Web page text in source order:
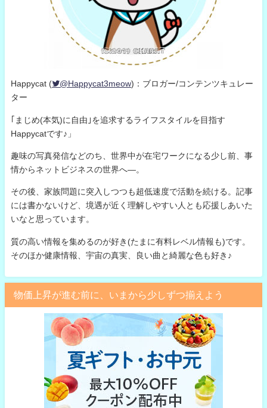
Happycat ( @Happycat3meow)：ブロガー/コンテンツキュレー
ター
｢まじめ(本気)に自由｣を追求するライフスタイルを目指す
Happycatです♪」
趣味の写真発信などのち、世界中が在宅ワークになる少し前、事
情からネットビジネスの世界へ—。
その後、家族問題に突入しつつも超低速度で活動を続ける。記事
には書かないけど、境遇が近く理解しやすい人とも応援しあいた
いなと思っています。
質の高い情報を集めるのが好き(たまに有料レベル情報も)です。
そのほか健康情報、宇宙の真実、良い曲と綺麗な色も好き♪
物価上昇が進む前に、いまから少しずつ揃えよう